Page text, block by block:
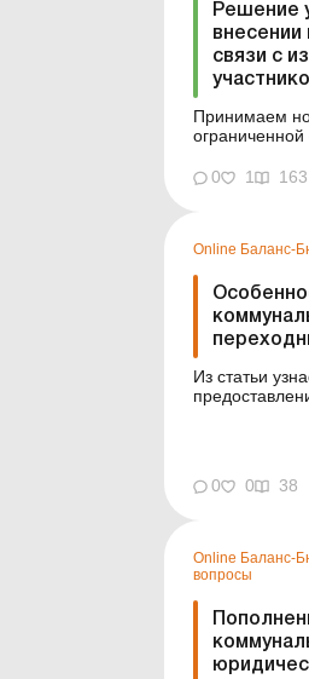
Решение
внесении
связи с
Принимаем
для загрузки См.
передачи
0 1 163
Online Баланс-
Из статьи
Бюджет № 38
Финансовый
0 0 38
Online Баланс-
вопросы